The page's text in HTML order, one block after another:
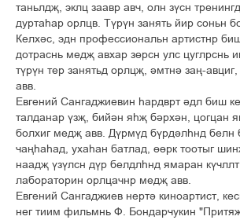
òàíüëäš, ýêëö çààâð àâ÷, îëí ç¢ñí
äóðòàºàð îðëöâ. Ò¢ð¢í çàíÿòü éèð ñîíüí
Êåëõ³ñ, ýäí ïðîôåññèîíàëüí àðòèñòíð
äîòðàñíü ìåäš àâõàð ç´ðñí óëñ öóãëðñíü
ò¢ð¢í òåð çàíÿòüä îðëöš, ³ìòí³ çàœ-
àââ.
Åâãåíèé Ñàíãàäæèåâèí ºàðäâðò ³äë áèø
òàëäàíàð ¢çš, áèé³í ÿºš á³ðõ³í, öîãöàí
áîëõèã ìåäš àââ. Ä¢ðì¢ä á¢ðä³ëºíä áåëí
÷àœºàºàä, óõàºàí áàòëàä, ´´ðê òîîòûã
íààäš ¢ç¢ëñí ä¢ð áåëäëºíä ÿìàðàí
ëàáîðàòîðèí îðëöà÷íð ìåäš àââ.
Åâãåíèé Ñàíãàäæèåâ íåðò³ êèíîàðòèñò,
íåã òèèì ôèëüìíü Ô. Áîíäàð÷óêèí